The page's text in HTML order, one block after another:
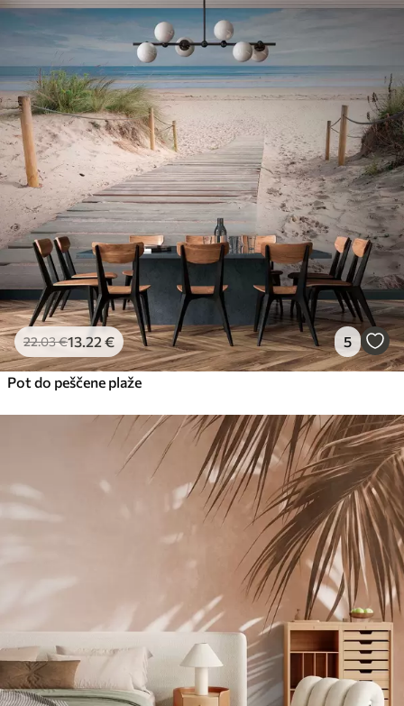
22.03€13 .22 € 5
Pot do peščene plaže